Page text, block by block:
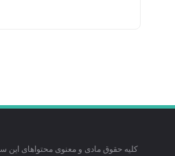
کلیه حقوق مادی و معنوی محتواهای این